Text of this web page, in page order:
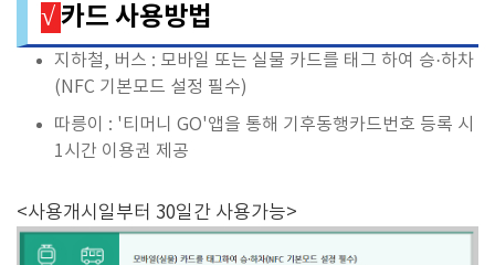
√카드 사용방법
지하철, 버스 : 모바일 또는 실물 카드를 태그 하여 승·하차
(NFC 기본모드 설정 필수)
따릉이 : '티머니 GO'앱을 통해 기후동행카드번호 등록 시
1시간 이용권 제공
<사용개시일부터 30일간 사용가능>